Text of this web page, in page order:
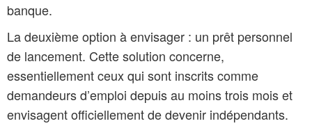
banque.
La deuxième option à envisager : un prêt personnel
de lancement. Cette solution concerne,
essentiellement ceux qui sont inscrits comme
demandeurs d’emploi depuis au moins trois mois et
envisagent officiellement de devenir indépendants.